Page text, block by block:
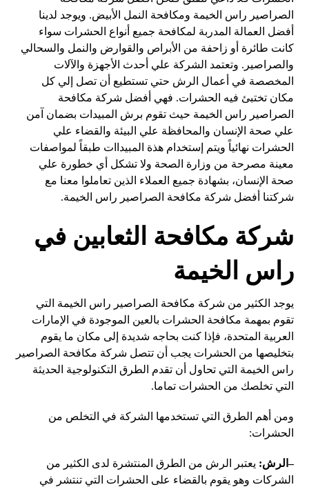
الصراصير راس الخيمة ومكافحة النمل الأبيض. ويوجد لدينا
أفضل العمالة المدربة لمكافحة جميع أنواع الحشرات سواء
كانت طائرة أو زاحفة من الأبراص والقوارض والنمل والسحالي
والصراصير. وتعتمد الشركة علي أحدث الأجهزة والآلات
المخصصة في أعمال الرش حتي تستطيع أن تصل إلي كل
مكان تختبئ فيه الحشرات. فهي أفضل شركة مكافحة
الصراصير راس الخيمة حيث تقوم برش المبيدات بضمان آمن
علي صحة الإنسان والمحافظة علي البيئة والقضاء علي
الحشرات نهائياً ويتم إستخدام هذة المبيداات طبقاً لمواصفات
معينة مصرحة من وزارة الصحة ولا تشكل أي خطورة علي
صحة الإنسان، بشهادة جميع العملاء الذين تعاملوا معنا مع
شركتنا أفضل شركة مكافحة الصراصير راس الخيمة.
شركة مكافحة الثعابين في
راس الخيمة
يوجد الكثير من شركة مكافحة الصراصير راس الخيمة التي
تقوم بمهمة مكافحة الحشرات بالعين الموجودة في الإمارات
العربية المتحدة، فإذا كنت بحاجه شديدة إلى مكان ما يقوم
بتخليصها من الحشرات يجب أن تتصل شركة مكافحة الصراصير
راس الخيمة التي تحاول أن تقدم الطرق التكنولوجية الحديثة
التي تخلصك من الحشرات تماما.
ومن أهم الطرق التي تستخدمها الشركة في التخلص من
الحشرات:
– الرش: يعتبر الرش من الطرق المنتشرة لدى الكثير من
الشركات وهو يقوم بالقضاء على الحشرات التي تنتشر في